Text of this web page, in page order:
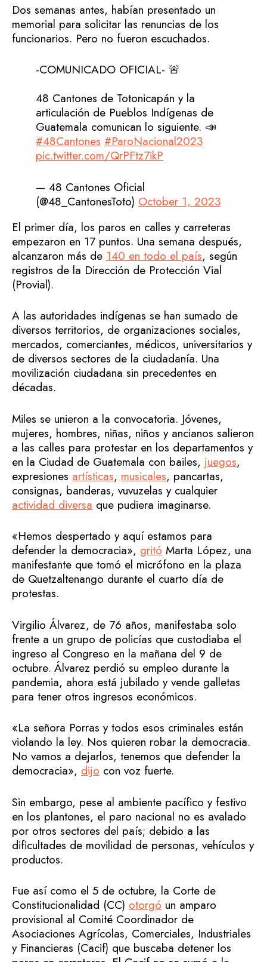
Dos semanas antes, habían presentado un
memorial para solicitar las renuncias de los
funcionarios. Pero no fueron escuchados.
-COMUNICADO OFICIAL- 🚨
48 Cantones de Totonicapán y la
articulación de Pueblos Indígenas de
Guatemala comunican lo siguiente. 📣
#48Cantones #ParoNacional2023
pic.twitter.com/QrPFtz7ikP
— 48 Cantones Oficial
(@48_CantonesToto) October 1, 2023
El primer día, los paros en calles y carreteras
empezaron en 17 puntos. Una semana después,
alcanzaron más de 140 en todo el país, según
registros de la Dirección de Protección Vial
(Provial).
A las autoridades indígenas se han sumado de
diversos territorios, de organizaciones sociales,
mercados, comerciantes, médicos, universitarios y
de diversos sectores de la ciudadanía. Una
movilización ciudadana sin precedentes en
décadas.
Miles se unieron a la convocatoria. Jóvenes,
mujeres, hombres, niñas, niños y ancianos salieron
a las calles para protestar en los departamentos y
en la Ciudad de Guatemala con bailes, juegos,
expresiones artísticas, musicales, pancartas,
consignas, banderas, vuvuzelas y cualquier
actividad diversa que pudiera imaginarse.
«Hemos despertado y aquí estamos para
defender la democracia», gritó Marta López, una
manifestante que tomó el micrófono en la plaza
de Quetzaltenango durante el cuarto día de
protestas.
Virgilio Álvarez, de 76 años, manifestaba solo
frente a un grupo de policías que custodiaba el
ingreso al Congreso en la mañana del 9 de
octubre. Álvarez perdió su empleo durante la
pandemia, ahora está jubilado y vende galletas
para tener otros ingresos económicos.
«La señora Porras y todos esos criminales están
violando la ley. Nos quieren robar la democracia.
No vamos a dejarlos, tenemos que defender la
democracia», dijo con voz fuerte.
Sin embargo, pese al ambiente pacífico y festivo
en los plantones, el paro nacional no es avalado
por otros sectores del país; debido a las
dificultades de movilidad de personas, vehículos y
productos.
Fue así como el 5 de octubre, la Corte de
Constitucionalidad (CC) otorgó un amparo
provisional al Comité Coordinador de
Asociaciones Agrícolas, Comerciales, Industriales
y Financieras (Cacif) que buscaba detener los